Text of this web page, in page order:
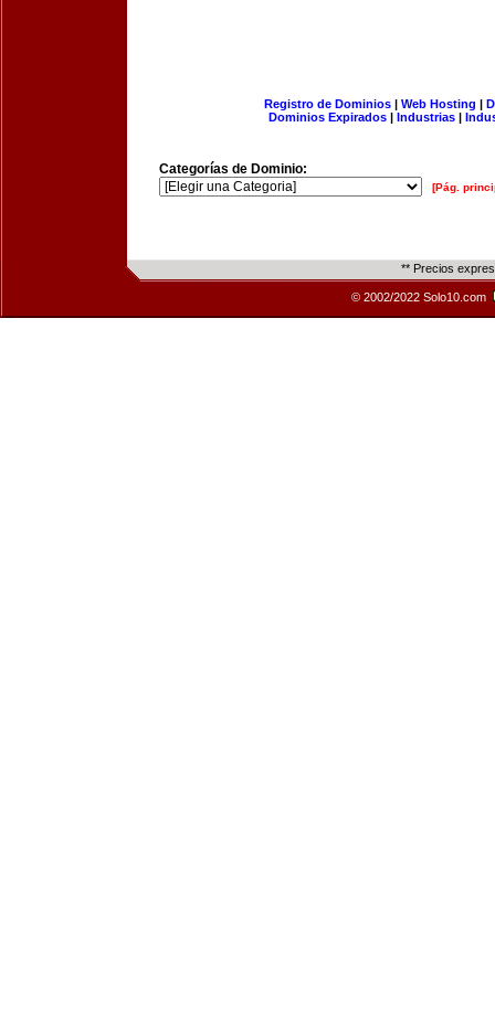
Registro de Dominios| Web Hosting |
Dominios Expirados | Industrias |
Categorías de Dominio:
[Pág.
** Precios
© 2002/2022 Solo10.com